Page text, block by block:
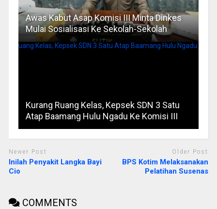
Awas Kabut Asap Komisi III Minta Dinkes
Mulai Sosialisasi Ke Sekolah-Sekolah
Kurang Ruang Kelas, Kepsek SDN 3 Satu
Atap Baamang Hulu Ngadu Ke Komisi III
Newer Post
Inilah Penyakit Langka Bayi
Cio
Older Post
BPS Kotim Melaksanakan
Pelatihan Susenas
COMMENTS